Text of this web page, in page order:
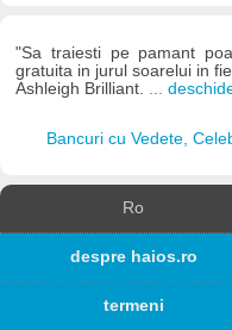
"Sa traiesti pe pamant
gratuita in jurul soarelui in
Ashleigh Brilliant.
...
Bancuri cu Vedete,
Ro
despre haios.ro
termeni